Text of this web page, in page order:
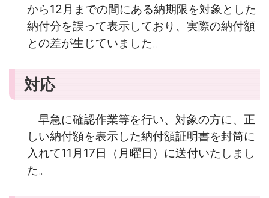
から12月までの間にある納期限を対象とした
納付分を誤って表示しており、実際の納付額
との差が生じていました。
対応
早急に確認作業等を行い、対象の方に、正
しい納付額を表示した納付額証明書を封筒に
入れて11月17日（月曜日）に送付いたしまし
た。